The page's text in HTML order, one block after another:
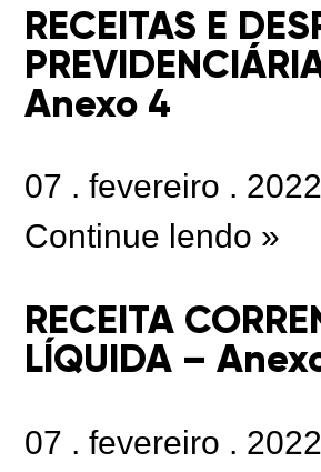
RECEITAS E
Anexo 4
07 .fevereiro . 2022
Continue lendo »
RECEITA
LÍQUIDA –
07 .fevereiro . 2022